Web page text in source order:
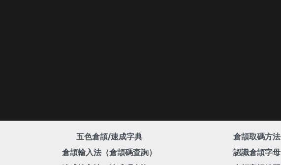
五色倉頡/速成字典
倉頡輸入法（倉頡碼查詢）
倉頡取碼方法
認識倉頡字母